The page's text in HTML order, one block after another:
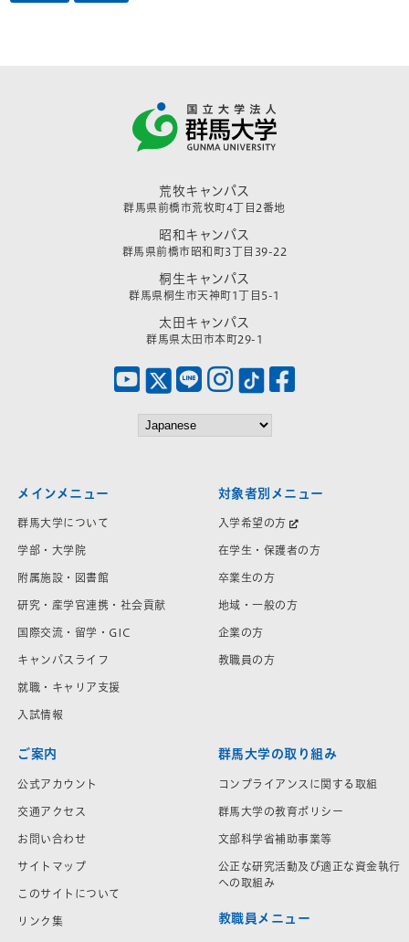
荒牧キャンパス
群馬県前橋市荒牧町4丁目2番地
昭和キャンパス
群馬県前橋市昭和町3丁目39-22
桐生キャンパス
群馬県桐生市天神町1丁目5-1
太田キャンパス
群馬県太田市本町29-1
メインメニュー
群馬大学について
学部・大学院
附属施設・図書館
研究・産学官連携・社会貢献
国際交流・留学・GIC
キャンパスライフ
就職・キャリア支援
入試情報
対象者別メニュー
入学希望の方
在学生・保護者の方
卒業生の方
地域・一般の方
企業の方
教職員の方
ご案内
公式アカウント
交通アクセス
お問い合わせ
サイトマップ
このサイトについて
リンク集
群馬大学の取り組み
コンプライアンスに関する取組
群馬大学の教育ポリシー
文部科学省補助事業等
公正な研究活動及び適正な資金執行
への取組み
教職員メニュー